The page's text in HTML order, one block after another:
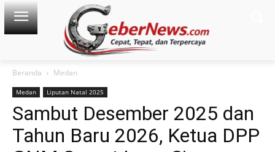
Beranda Medan
Medan Liputan Natal 2025
Sambut Desember 2025 dan
Tahun Baru 2026, Ketua DPP